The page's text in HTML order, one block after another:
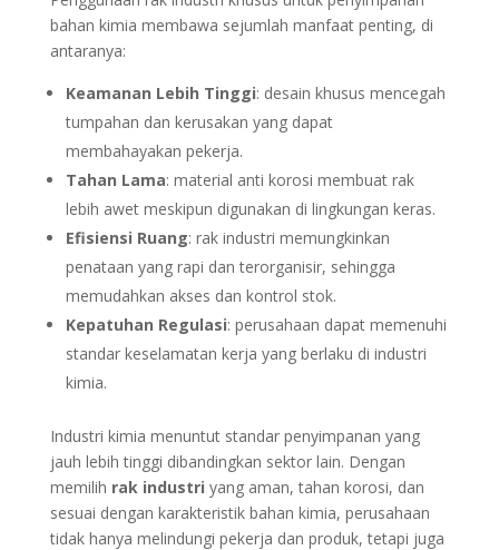
bahan kimia membawa sejumlah manfaat penting, di
antaranya:
Keamanan Lebih Tinggi: desain khusus mencegah
tumpahan dan kerusakan yang dapat
membahayakan pekerja.
Tahan Lama: material anti korosi membuat rak
lebih awet meskipun digunakan di lingkungan keras.
Efisiensi Ruang: rak industri memungkinkan
penataan yang rapi dan terorganisir, sehingga
memudahkan akses dan kontrol stok.
Kepatuhan Regulasi: perusahaan dapat memenuhi
standar keselamatan kerja yang berlaku di industri
kimia.
Industri kimia menuntut standar penyimpanan yang
jauh lebih tinggi dibandingkan sektor lain. Dengan
memilih rak industri yang aman, tahan korosi, dan
sesuai dengan karakteristik bahan kimia, perusahaan
tidak hanya melindungi pekerja dan produk, tetapi juga